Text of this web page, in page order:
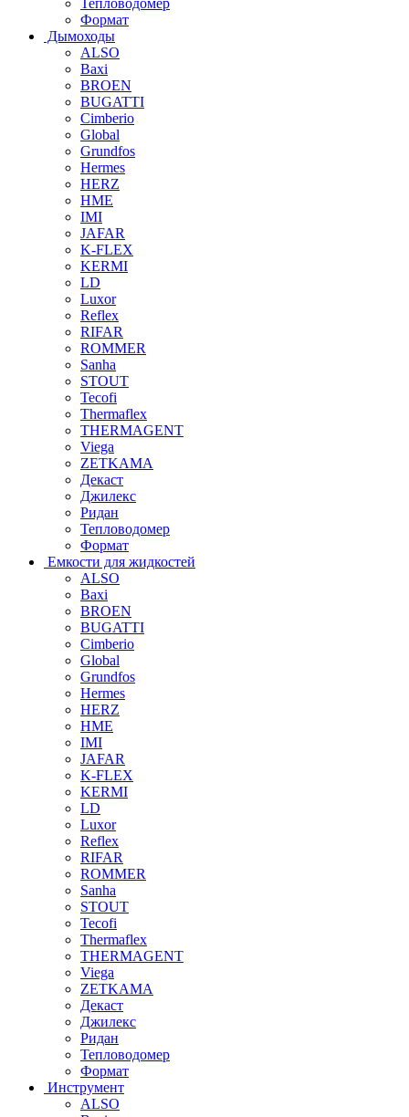
Формат
Дымоходы
ALSO
Baxi
BROEN
BUGATTI
Cimberio
Global
Grundfos
Hermes
HERZ
HME
IMI
JAFAR
K-FLEX
KERMI
LD
Luxor
Reflex
RIFAR
ROMMER
Sanha
STOUT
Tecofi
Thermaflex
THERMAGENT
Viega
ZETKAMA
Декаст
Джилекс
Ридан
Тепловодомер
Формат
Емкости для жидкостей
ALSO
Baxi
BROEN
BUGATTI
Cimberio
Global
Grundfos
Hermes
HERZ
HME
IMI
JAFAR
K-FLEX
KERMI
LD
Luxor
Reflex
RIFAR
ROMMER
Sanha
STOUT
Tecofi
Thermaflex
THERMAGENT
Viega
ZETKAMA
Декаст
Джилекс
Ридан
Тепловодомер
Формат
Инструмент
ALSO